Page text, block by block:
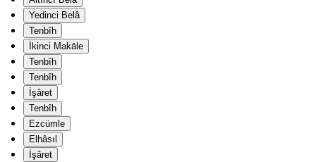
Yedinci Belâ
Tenbîh
İkinci Makāle
Tenbîh
Tenbîh
İşâret
Tenbîh
Ezcümle
Elhâsıl
İşâret